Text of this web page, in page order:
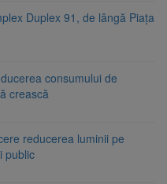
Duplex 91, de lângă Piața
consumului de
crească
reducerea luminii pe
public